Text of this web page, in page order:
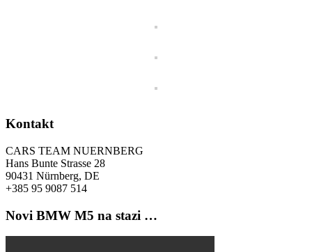
Kontakt
CARS TEAM NUERNBERG
Hans Bunte Strasse 28
90431 Nürnberg, DE
+385 95 9087 514
Novi BMW M5 na stazi …